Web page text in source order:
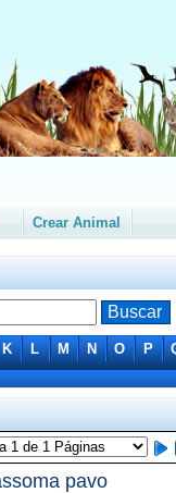
Crear Animal
K L M N O P
pavo